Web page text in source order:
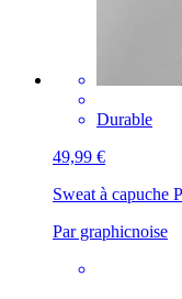
Durable
49,99 €
Sweat à capuche
Par graphicnoise